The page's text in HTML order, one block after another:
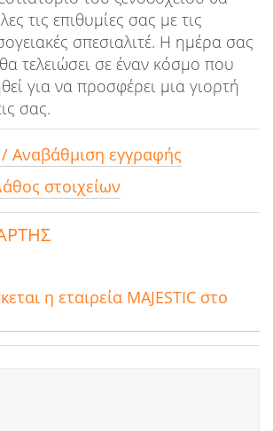
τις επιθυμίες σας με τις
σπεσιαλιτέ. Η ημέρα σας
τελειώσει σε έναν κόσμο που
για να προσφέρει μια γιορτή
σας.
Αναβάθμιση εγγραφής
στοιχείων
η εταιρεία MAJESTIC στο